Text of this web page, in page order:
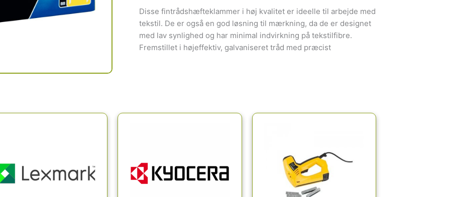
Disse fintrådshæfteklammer i høj kvalitet er ideelle til arbejde med
tekstil. De er også en god løsning til mærkning, da de er designet
med lav synlighed og har minimal indvirkning på tekstilfibre.
Fremstillet i højeffektiv, galvaniseret tråd med præcist